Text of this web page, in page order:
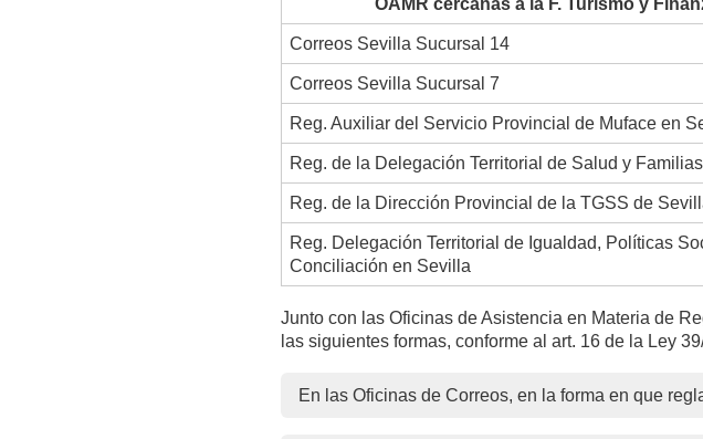
OAMR cercanas a la F. Turismo y
Correos Sevilla Sucursal 14
Correos Sevilla Sucursal 7
Reg. Auxiliar del Servicio Provincial de Muface en
Reg. de la Delegación Territorial de Salud y
Reg. de la Dirección Provincial de la TGSS de
Reg. Delegación Territorial de Igualdad, Políticas
Conciliación en Sevilla
Junto con las Oficinas de Asistencia en Materia de
las siguientes formas, conforme al art. 16 de la Ley
En las Oficinas de Correos, en la forma en que